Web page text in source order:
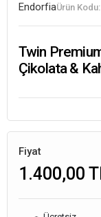
EndorfiaÜrün Kodu:
Twin
Çikolata &
Fiyat
1.400,00